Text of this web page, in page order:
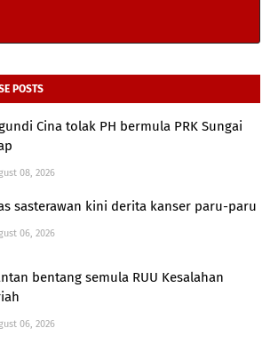
POSTS
Cina tolak PH bermula PRK Sungai
08, 2026
sasterawan kini derita kanser paru-paru
06, 2026
bentang semula RUU Kesalahan
06, 2026